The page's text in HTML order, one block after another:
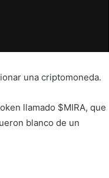
una criptomoneda.
llamado $MIRA, que
blanco de un